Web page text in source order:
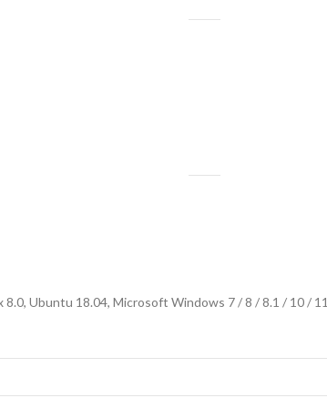
Ubuntu 18.04, Microsoft Windows 7 / 8 / 8.1 / 10 / 11